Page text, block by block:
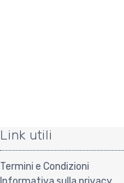
Link utili
Termini e Condizioni